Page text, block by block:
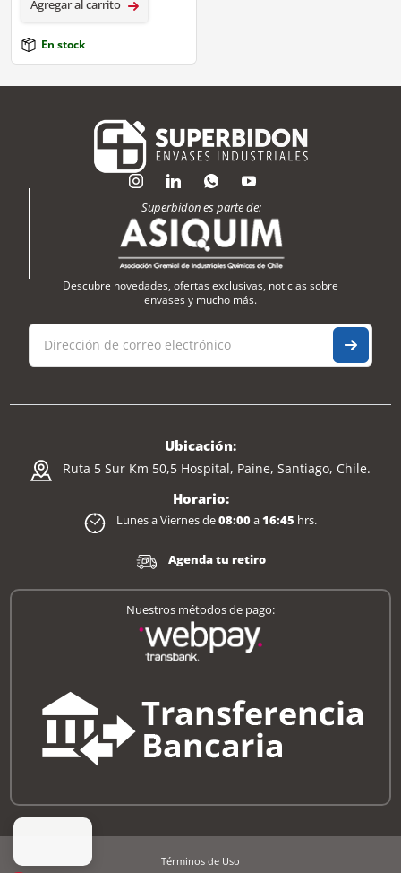
Agregar al carrito
En stock
Superbidón es parte de:
Descubre novedades, ofertas exclusivas, noticias sobre
envases y mucho más.
Ubicación:
Ruta 5 Sur Km 50,5 Hospital, Paine, Santiago, Chile.
Horario:
Lunes a Viernes de08:00a16:45 hrs.
Agenda tu retiro
Nuestros métodos de pago:
Términos de Uso